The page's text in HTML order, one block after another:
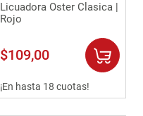
Licuadora Oster Clasica |
Rojo
$109,00
¡En hasta 18 cuotas!